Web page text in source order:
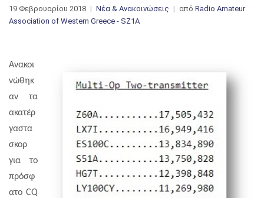
19 Φεβρουαρίου 2018 Νέα & Ανακοινώσεις από Radio Amateur
Association of Western Greece - SZ1A
Ανακοι
νώθηκ
αν τα
ακατέρ
γαστα
σκορ
για το
πρόσφ
ατο CQ